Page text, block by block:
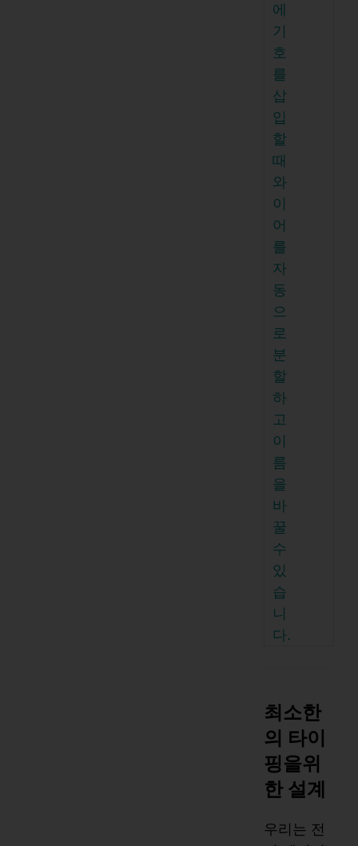
에
기
호
를
삽
입
할
때
와
이
어
를
자
동
으
로
분
할
하
고
이
름
을
바
꿀
수
있
습
니
다.
최소한
의 타이
핑을위
한 설계
우리는 전